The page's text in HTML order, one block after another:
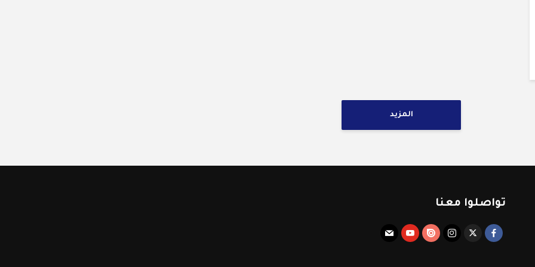
المزيد
تواصلوا معنا